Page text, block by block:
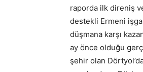
raporda ilk direniş
destekli Ermeni
düşmana karşı
ay önce olduğu
şehir olan